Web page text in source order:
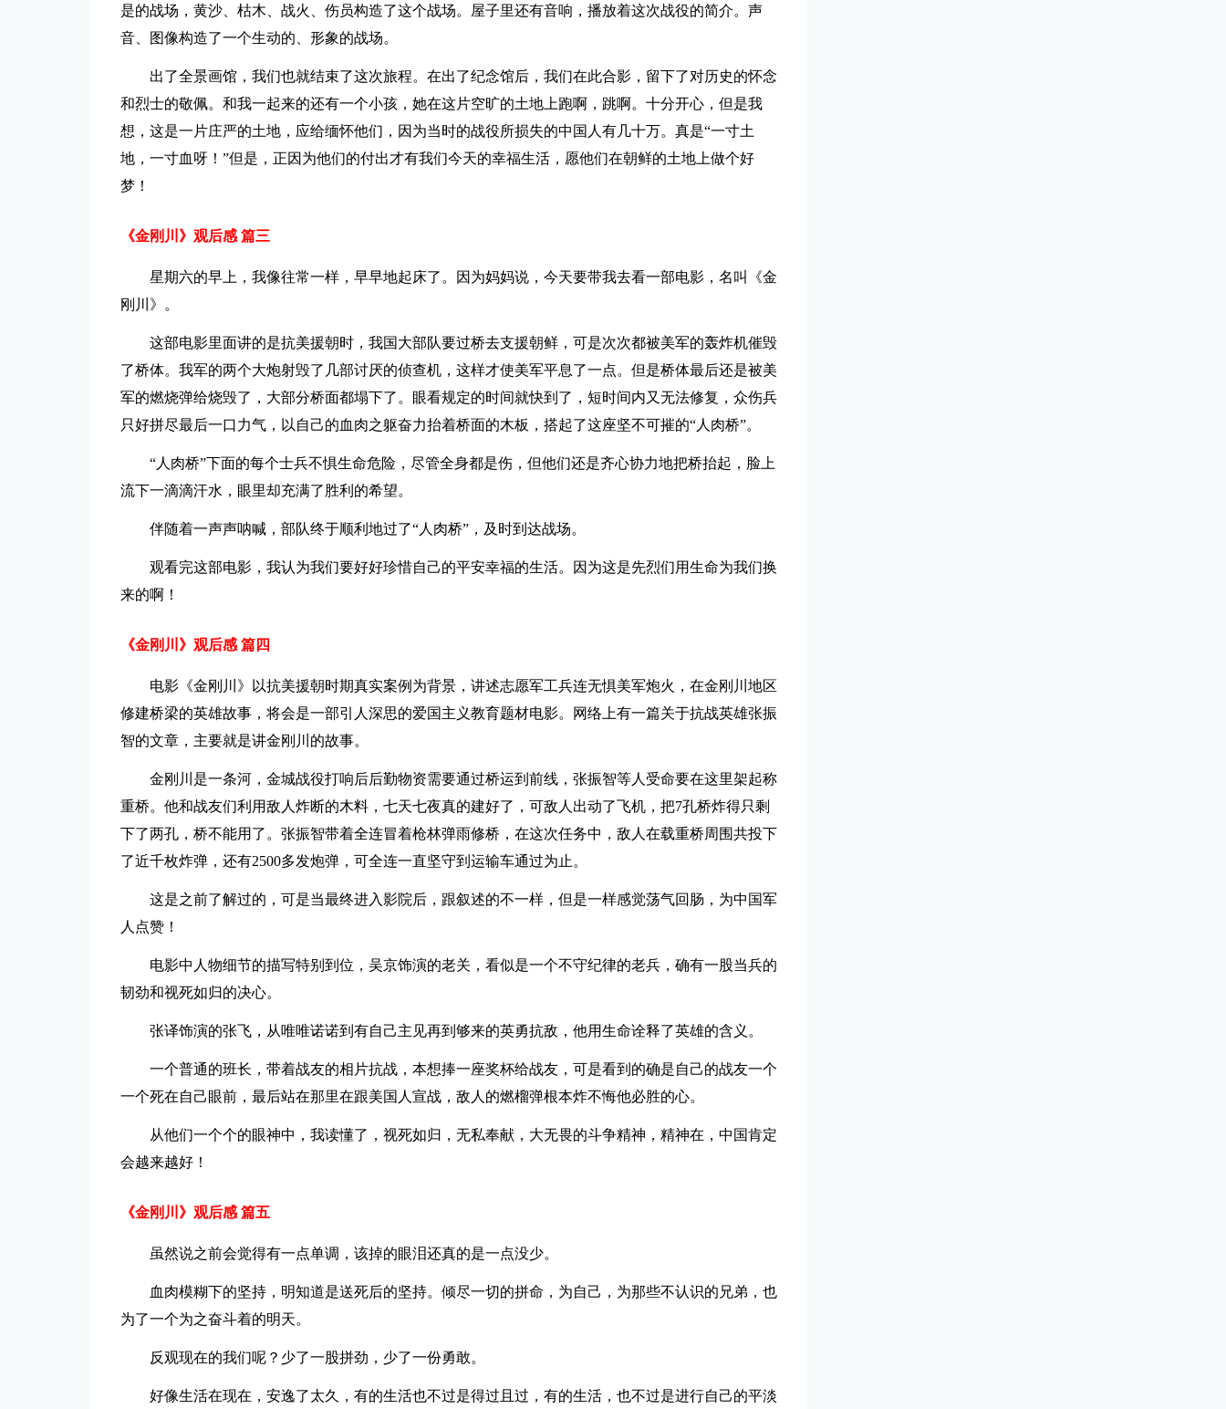
是的战场，黄沙、枯木、战火、伤员构造了这个战场。屋子里还有音响，播放着这次战役的简介。声
音、图像构造了一个生动的、形象的战场。
出了全景画馆，我们也就结束了这次旅程。在出了纪念馆后，我们在此合影，留下了对历史的怀念
和烈士的敬佩。和我一起来的还有一个小孩，她在这片空旷的土地上跑啊，跳啊。十分开心，但是我
想，这是一片庄严的土地，应给缅怀他们，因为当时的战役所损失的中国人有几十万。真是“一寸土
地，一寸血呀！”但是，正因为他们的付出才有我们今天的幸福生活，愿他们在朝鲜的土地上做个好
梦！
《金刚川》观后感 篇三
星期六的早上，我像往常一样，早早地起床了。因为妈妈说，今天要带我去看一部电影，名叫《金
刚川》。
这部电影里面讲的是抗美援朝时，我国大部队要过桥去支援朝鲜，可是次次都被美军的轰炸机催毁
了桥体。我军的两个大炮射毁了几部讨厌的侦查机，这样才使美军平息了一点。但是桥体最后还是被美
军的燃烧弹给烧毁了，大部分桥面都塌下了。眼看规定的时间就快到了，短时间内又无法修复，众伤兵
只好拼尽最后一口力气，以自己的血肉之躯奋力抬着桥面的木板，搭起了这座坚不可摧的“人肉桥”。
“人肉桥”下面的每个士兵不惧生命危险，尽管全身都是伤，但他们还是齐心协力地把桥抬起，脸上
流下一滴滴汗水，眼里却充满了胜利的希望。
伴随着一声声呐喊，部队终于顺利地过了“人肉桥”，及时到达战场。
观看完这部电影，我认为我们要好好珍惜自己的平安幸福的生活。因为这是先烈们用生命为我们换
来的啊！
《金刚川》观后感 篇四
电影《金刚川》以抗美援朝时期真实案例为背景，讲述志愿军工兵连无惧美军炮火，在金刚川地区
修建桥梁的英雄故事，将会是一部引人深思的爱国主义教育题材电影。网络上有一篇关于抗战英雄张振
智的文章，主要就是讲金刚川的故事。
金刚川是一条河，金城战役打响后后勤物资需要通过桥运到前线，张振智等人受命要在这里架起称
重桥。他和战友们利用敌人炸断的木料，七天七夜真的建好了，可敌人出动了飞机，把7孔桥炸得只剩
下了两孔，桥不能用了。张振智带着全连冒着枪林弹雨修桥，在这次任务中，敌人在载重桥周围共投下
了近千枚炸弹，还有2500多发炮弹，可全连一直坚守到运输车通过为止。
这是之前了解过的，可是当最终进入影院后，跟叙述的不一样，但是一样感觉荡气回肠，为中国军
人点赞！
电影中人物细节的描写特别到位，吴京饰演的老关，看似是一个不守纪律的老兵，确有一股当兵的
韧劲和视死如归的决心。
张译饰演的张飞，从唯唯诺诺到有自己主见再到够来的英勇抗敌，他用生命诠释了英雄的含义。
一个普通的班长，带着战友的相片抗战，本想捧一座奖杯给战友，可是看到的确是自己的战友一个
一个死在自己眼前，最后站在那里在跟美国人宣战，敌人的燃榴弹根本炸不悔他必胜的心。
从他们一个个的眼神中，我读懂了，视死如归，无私奉献，大无畏的斗争精神，精神在，中国肯定
会越来越好！
《金刚川》观后感 篇五
虽然说之前会觉得有一点单调，该掉的眼泪还真的是一点没少。
血肉模糊下的坚持，明知道是送死后的坚持。倾尽一切的拼命，为自己，为那些不认识的兄弟，也
为了一个为之奋斗着的明天。
反观现在的我们呢？少了一股拼劲，少了一份勇敢。
好像生活在现在，安逸了太久，有的生活也不过是得过且过，有的生活，也不过是进行自己的平淡